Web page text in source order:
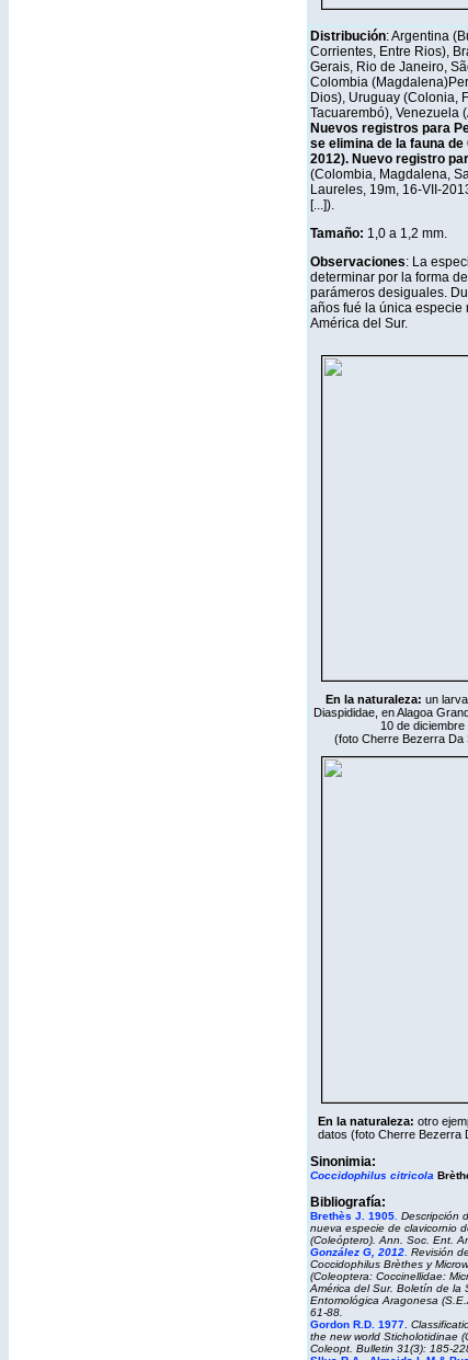
Distribución: Argentina
Corrientes, Entre Rios),
Gerais, Rio de Janeiro,
Colombia
Dios), Uruguay (Colonia,
Tacuarembó), Venezuela
Nuevos registros para
se elimina de la fauna de
2012). Nuevo registro
(Colombia, Magdalena,
Laureles, 19m, 16-VII-
[...]).
Tamaño: 1,0 a 1,2 mm.
Observaciones: La
determinar por la forma
parámeros desiguales.
años fué la única especie
América del Sur.
En la naturaleza: un
Diaspididae, en Alagoa
10 de diciembre
(foto Cherre Bezerra Da
En la naturaleza: otro
datos (foto Cherre Bezerra
Sinonimia:
Coccidophilus citricola
Bibliografía:
Brethès J. 1905. Descripción
nueva especie de clavicornio
(Coleóptero). Ann. Soc. Ent.
González G, 2012. Revisión
Coccidophilus Brèthes y
(Coleoptera: Coccinellidae:
América del Sur. Boletín de la
Entomológica Aragonesa
61-88.
Gordon R.D. 1977.
the new world Sticholotidinae
Coleopt. Bulletin 31(3): 185-